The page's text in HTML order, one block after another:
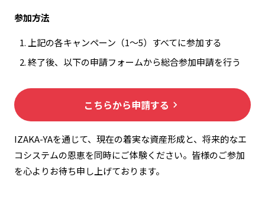
参加方法
上記の各キャンペーン（1〜5）すべてに参加する
終了後、以下の申請フォームから総合参加申請を行う
こちらから申請する keyboard_arrow_right
IZAKA-YAを通じて、現在の着実な資産形成と、将来的なエ
コシステムの恩恵を同時にご体験ください。皆様のご参加
を心よりお待ち申し上げております。